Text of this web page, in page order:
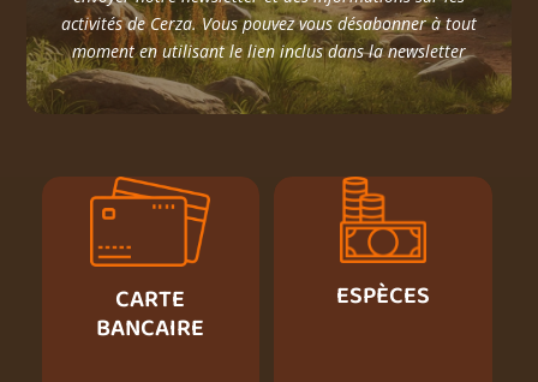
activités de Cerza. Vous pouvez vous désabonner à tout
moment en utilisant le lien inclus dans la newsletter
CARTE
BANCAIRE
ESPÈCES